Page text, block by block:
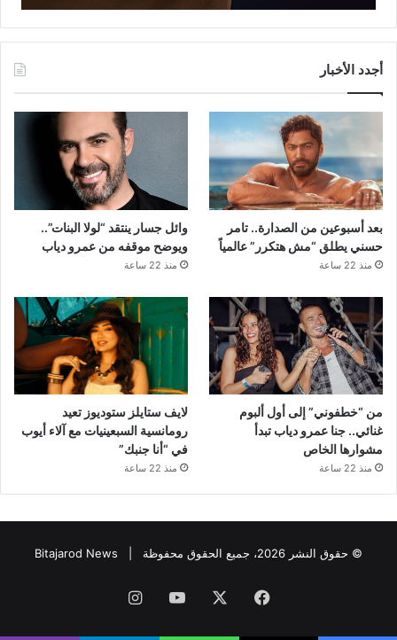
أجدد الأخبار
بعد أسبوعين من الصدارة.. تامر
حسني يطلق “مش هتكرر” عالمياً
منذ 22 ساعة
وائل جسار ينتقد “لولا البنات”..
ويوضح موقفه من عمرو دياب
منذ 22 ساعة
من “خطفوني” إلى أول ألبوم
غنائي.. جنا عمرو دياب تبدأ
مشوارها الخاص
منذ 22 ساعة
لايف ستايلز ستوديوز تعيد
رومانسية السبعينيات مع آلاء أيوب
في “أنا جنبك”
منذ 22 ساعة
© حقوق النشر 2026، جميع الحقوق محفوظة | Bitajarod News
فيسبوك ‫YouTubeانستقرام